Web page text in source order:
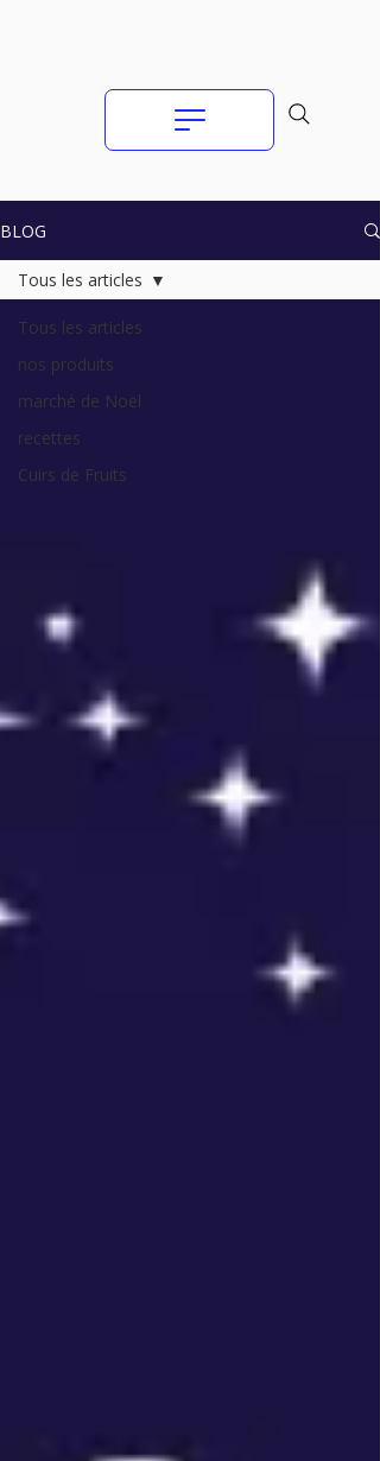
BLOG
Tous les articles
nos produits
marché de Noël
recettes
Cuirs de Fruits
Tous les articles